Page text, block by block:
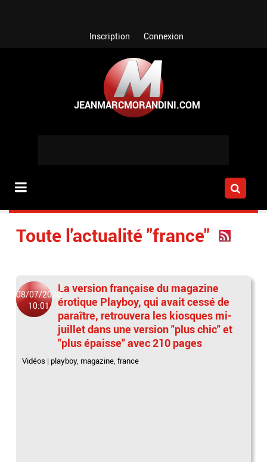
Inscription Connexion
Toute l'actualité "france"
08/07/2020
10:01
La version française du magazine
érotique Playboy, qui avait cessé de
paraître, retrouvera les kiosques mi-
juillet dans une version "plus chic" et
"plus épaisse" avec 210 pages
Vidéos | playboy, magazine,france